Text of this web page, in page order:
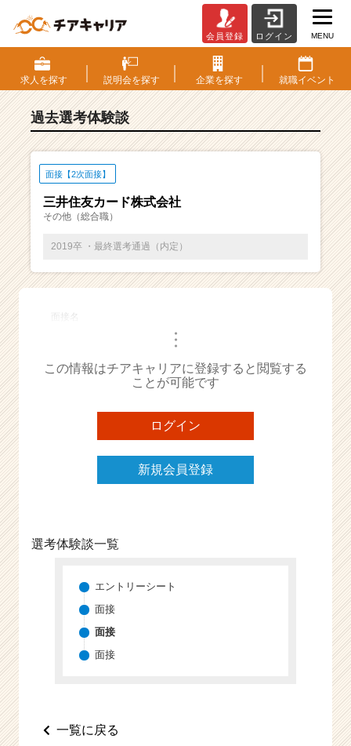
S・
選
考
験
ベ
チ
ー・
成
ら
ス
ト
が
届
く
チ
会員登録 ログイン MENU
求人を探す 説明会を探す 企業を探す 就職イベント
過去選考体験談
面接【2次面接】
三井住友カード株式会社
その他（総合職）
2019卒 ・最終選考通過（内定）
面接名
・・・
この情報はチアキャリアに登録すると閲覧する
ことが可能です
ログイン
新規会員登録
選考体験談一覧
エントリーシート
面接
面接
面接
一覧に戻る